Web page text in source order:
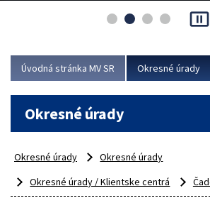
asociácie poisťovní (SLASPO) a
Viac
pause_presentation
Úvodná stránka MV SR Okresné úrady
Okresné úrady
Okresné úrady
Okresné úrady
Okresné úrady / Klientske centrá